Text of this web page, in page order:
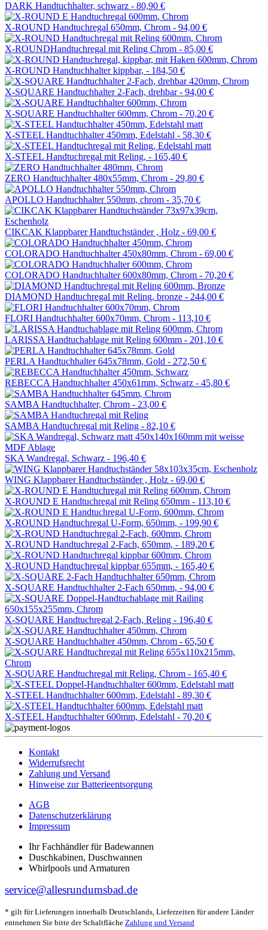
DARK Handtuchhalter, schwarz - 80,90 €
X-ROUND Handtuchregal 650mm, Chrom - 94,00 €
X-ROUNDHandtuchregal mit Reling Chrom - 85,00 €
X-ROUND Handtuchhalter kippbar, - 184,50 €
X-SQUARE Handtuchhalter 2-Fach, drehbar - 94,00 €
X-SQUARE Handtuchhalter 600mm, Chrom - 70,20 €
X-STEEL Handtuchhalter 450mm, Edelstahl - 58,30 €
X-STEEL Handtuchregal mit Reling, - 165,40 €
ZERO Handtuchhalter 480x55mm, Chrom - 29,80 €
APOLLO Handtuchhalter 550mm, chrom - 35,70 €
CIKCAK Klappbarer Handtuchständer , Holz - 69,00 €
COLORADO Handtuchhalter 450x80mm, Chrom - 69,00 €
COLORADO Handtuchhalter 600x80mm, Chrom - 70,20 €
DIAMOND Handtuchregal mit Reling, bronze - 244,00 €
FLORI Handtuchhalter 600x70mm, Chrom - 113,10 €
LARISSA Handtuchablage mit Reling 600mm - 201,10 €
PERLA Handtuchhalter 645x78mm, Gold - 272,50 €
REBECCA Handtuchhalter 450x61mm, Schwarz - 45,80 €
SAMBA Handtuchhalter, Chrom - 23,00 €
SAMBA Handtuchregal mit Reling - 82,10 €
SKA Wandregal, Schwarz - 196,40 €
WING Klappbarer Handtuchständer , Holz - 69,00 €
X-ROUND E Handtuchregal mit Reling 650mm - 113,10 €
X-ROUND Handtuchregal U-Form, 650mm, - 199,90 €
X-ROUND Handtuchregal 2-Fach, 650mm, - 189,20 €
X-ROUND Handtuchregal kippbar 655mm, - 165,40 €
X-SQUARE Handtuchhalter 2-Fach 650mm, - 94,00 €
X-SQUARE Handtuchregal 2-Fach, Reling - 196,40 €
X-SQUARE Handtuchhalter 450mm, Chrom - 65,50 €
X-SQUARE Handtuchregal mit Reling, Chrom - 165,40 €
X-STEEL Handtuchhalter 600mm, Edelstahl - 89,30 €
X-STEEL Handtuchhalter 600mm, Edelstahl - 70,20 €
Kontakt
Widerrufsrecht
Zahlung und Versand
Hinweise zur Batterieentsorgung
AGB
Datenschutzerklärung
Impressum
Ihr Fachhändler für Badewannen
Duschkabinen, Duschwannen
Whirlpools und Armaturen
service@allesrundumsbad.de
* gilt für Lieferungen innerhalb Deutschlands, Lieferzeiten für andere Länder
entnehmen Sie bitte der Schaltfläche Zahlung und Versand